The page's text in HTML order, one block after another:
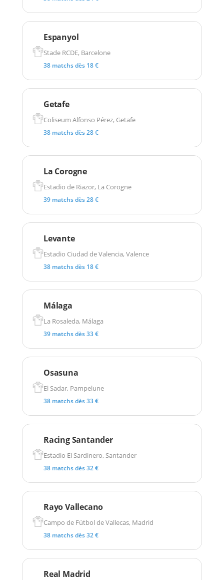
Espanyol
Stade RCDE, Barcelone
38 matchs dès 18 €
Getafe
Coliseum Alfonso Pérez, Getafe
38 matchs dès 28 €
La Corogne
Estadio de Riazor, La Corogne
39 matchs dès 28 €
Levante
Estadio Ciudad de Valencia, Valence
38 matchs dès 18 €
Málaga
La Rosaleda, Málaga
39 matchs dès 33 €
Osasuna
El Sadar, Pampelune
38 matchs dès 33 €
Racing Santander
Estadio El Sardinero, Santander
38 matchs dès 32 €
Rayo Vallecano
Campo de Fútbol de Vallecas, Madrid
38 matchs dès 32 €
Real Madrid